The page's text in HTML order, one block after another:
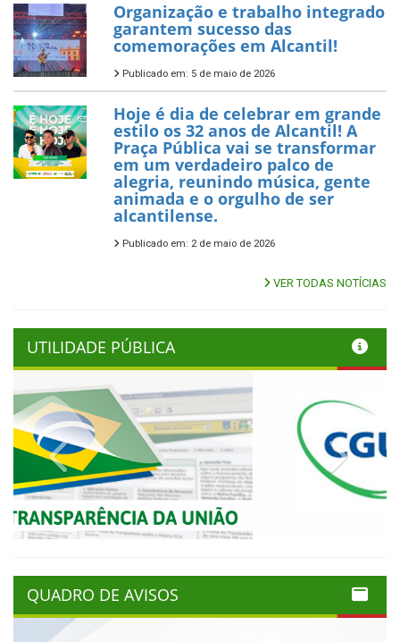
Organização e trabalho integrado
garantem sucesso das
comemorações em Alcantil!
Publicado em: 5 de maio de 2026
Hoje é dia de celebrar em grande
estilo os 32 anos de Alcantil! A
Praça Pública vai se transformar
em um verdadeiro palco de
alegria, reunindo música, gente
animada e o orgulho de ser
alcantilense.
Publicado em: 2 de maio de 2026
VER TODAS NOTÍCIAS
UTILIDADE PÚBLICA
Previous Next
QUADRO DE AVISOS